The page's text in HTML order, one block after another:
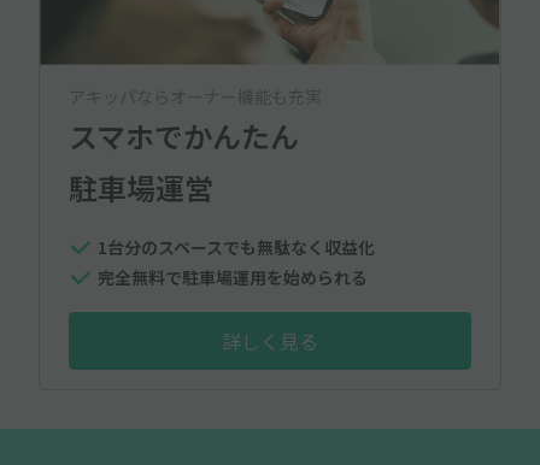
アキッパならオーナー機能も充実
スマホでかんたん
駐車場運営
1台分のスペースでも無駄なく収益化
完全無料で駐車場運用を始められる
詳しく見る